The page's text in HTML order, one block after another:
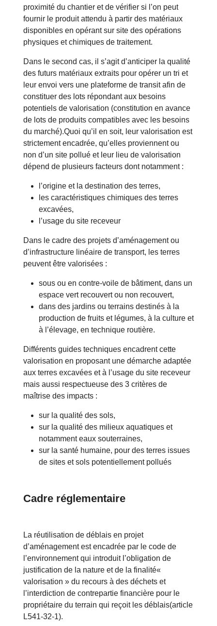
proximité du chantier et de vérifier si l’on peut
fournir le produit attendu à partir des matériaux
disponibles en opérant sur site des opérations
physiques et chimiques de traitement.
Dans le second cas, il s’agit d’anticiper la qualité
des futurs matériaux extraits pour opérer un tri et
leur envoi vers une plateforme de transit afin de
constituer des lots répondant aux besoins
potentiels de valorisation (constitution en avance
de lots de produits compatibles avec les besoins
du marché).Quoi qu’il en soit, leur valorisation est
strictement encadrée, qu’elles proviennent ou
non d’un site pollué et leur lieu de valorisation
dépend de plusieurs facteurs dont notamment :
l’origine et la destination des terres,
les caractéristiques chimiques des terres
excavées,
l’usage du site receveur
Dans le cadre des projets d’aménagement ou
d’infrastructure linéaire de transport, les terres
peuvent être valorisées :
sous ou en contre-voile de bâtiment, dans un
espace vert recouvert ou non recouvert,
dans des jardins ou terrains destinés à la
production de fruits et légumes, à la culture et
à l’élevage, en technique routière.
Différents guides techniques encadrent cette
valorisation en proposant une démarche adaptée
aux terres excavées et à l’usage du site receveur
mais aussi respectueuse des 3 critères de
maîtrise des impacts :
sur la qualité des sols,
sur la qualité des milieux aquatiques et
notamment eaux souterraines,
sur la santé humaine, pour des terres issues
de sites et sols potentiellement pollués
Cadre réglementaire
La réutilisation de déblais en projet
d’aménagement est encadrée par le code de
l’environnement qui introduit l’obligation de
justification de la nature et de la finalité«
valorisation » du recours à des déchets et
l’interdiction de contrepartie financière pour le
propriétaire du terrain qui reçoit les déblais(article
L541-32-1).